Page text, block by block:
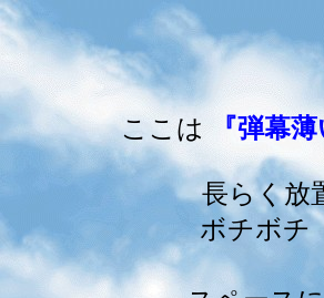
ここは
『弾幕
長らく放
ボチボチ